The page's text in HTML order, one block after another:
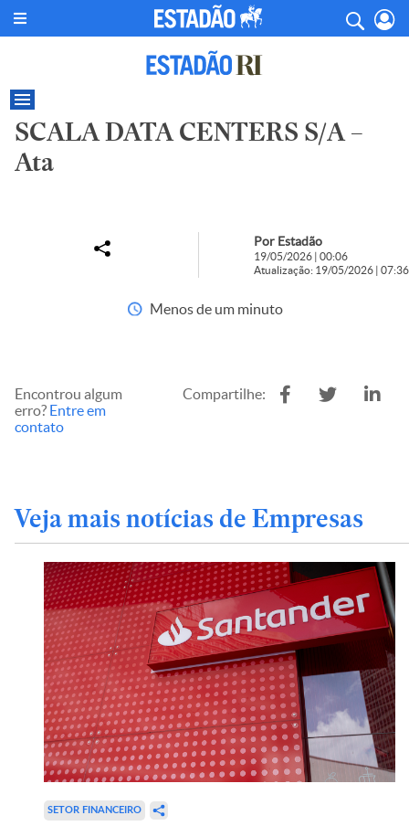
SCALA DATA CENTERS S/A –
Ata
Por Estadão
19/05/2026 | 00:06
Atualização: 19/05/2026 | 07:36
Menos de um minuto
Encontrou algum
erro? Entre em
contato
Compartilhe:
Veja mais notícias de Empresas
SETOR FINANCEIRO